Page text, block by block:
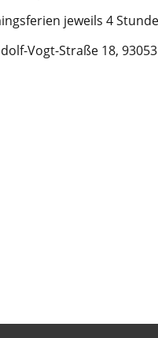
jeweils 4
Vogt-Straße 18,